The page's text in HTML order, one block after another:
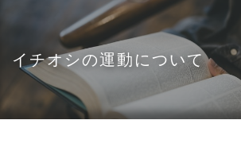
イチオシの運動について